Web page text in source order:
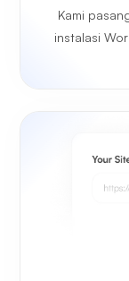
Kami
instalasi